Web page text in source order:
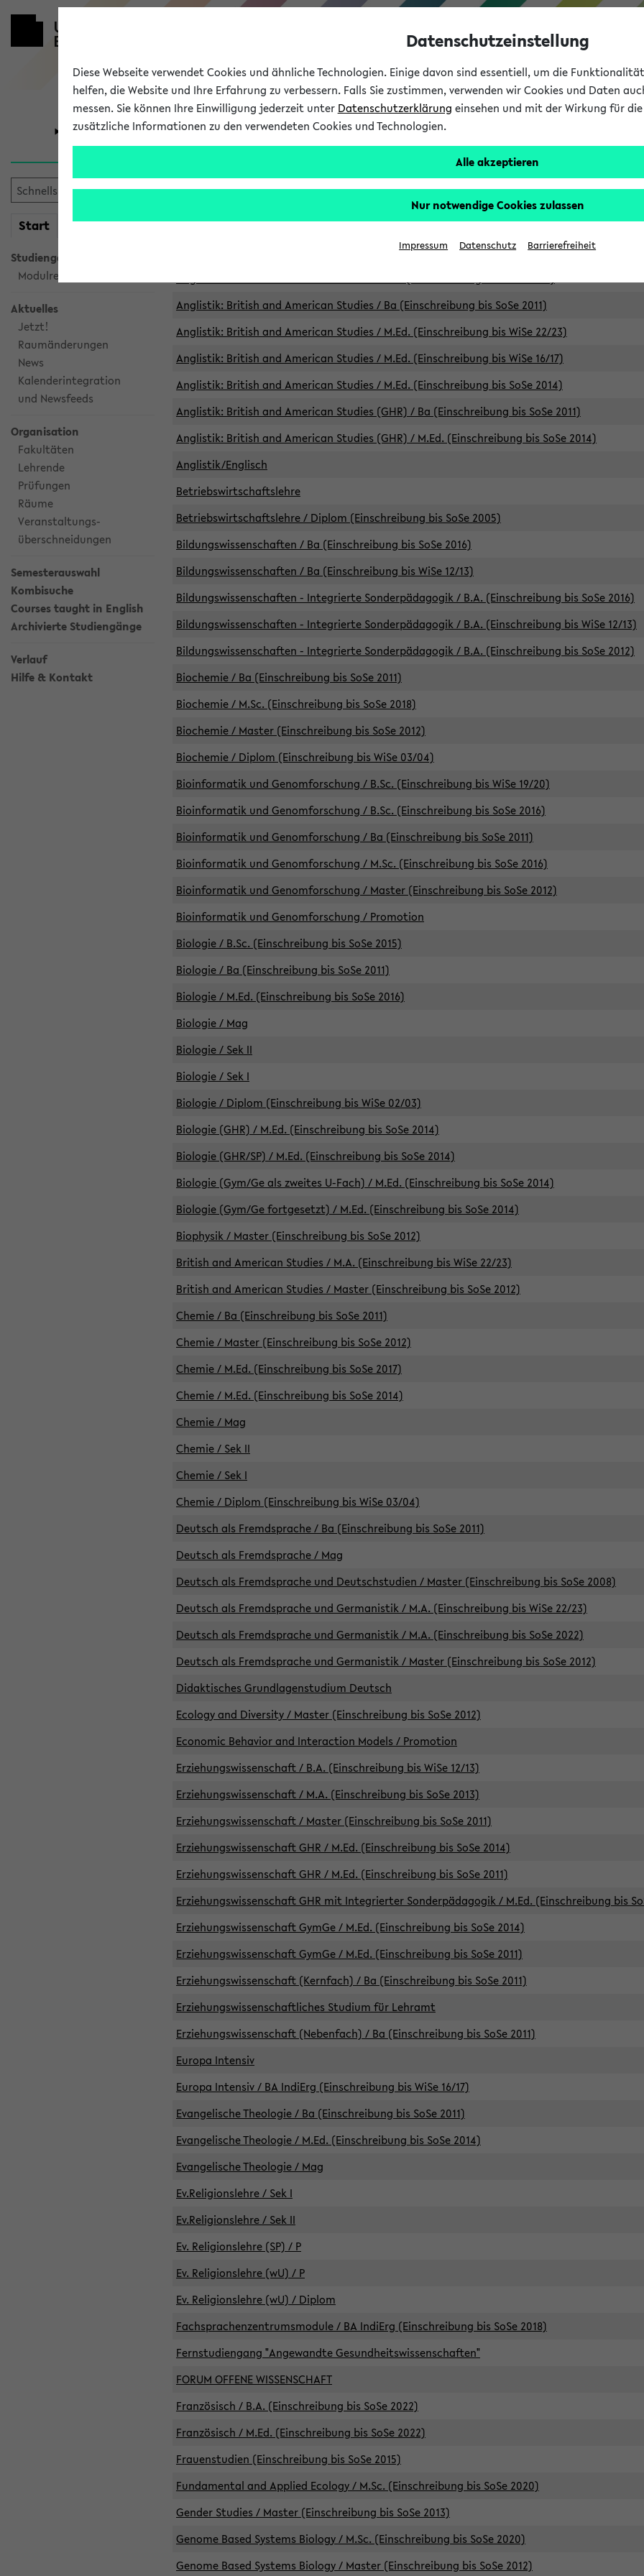
Universität Forschung Studium
Start meineKVV
Studiengangsauswahl
Modulrecherche
Aktuelles
Jetzt!
Raumänderungen
News
Kalenderintegration
und Newsfeeds
Organisation
Fakultäten
Lehrende
Prüfungen
Räume
Veranstaltungs-
überschneidungen
Semesterauswahl
Kombisuche
Courses taught in English
Archivierte Studiengänge
Verlauf
Hilfe & Kontakt
Archivierte Studiengänge
Anglistik: British and American Studies / B.A. (Einschreibung bis WiSe 16/17)
Anglistik: British and American Studies / B.A. (Einschreibung bis SoSe 2015)
Anglistik: British and American Studies / Ba (Einschreibung bis SoSe 2011)
Anglistik: British and American Studies / M.Ed. (Einschreibung bis WiSe 22/23)
Anglistik: British and American Studies / M.Ed. (Einschreibung bis WiSe 16/17)
Anglistik: British and American Studies / M.Ed. (Einschreibung bis SoSe 2014)
Anglistik: British and American Studies (GHR) / Ba (Einschreibung bis SoSe 2011)
Anglistik: British and American Studies (GHR) / M.Ed. (Einschreibung bis SoSe 2014)
Anglistik/Englisch
Betriebswirtschaftslehre
Betriebswirtschaftslehre / Diplom (Einschreibung bis SoSe 2005)
Bildungswissenschaften / Ba (Einschreibung bis SoSe 2016)
Bildungswissenschaften / Ba (Einschreibung bis WiSe 12/13)
Bildungswissenschaften - Integrierte Sonderpädagogik / B.A. (Einschreibung bis SoSe 2016)
Bildungswissenschaften - Integrierte Sonderpädagogik / B.A. (Einschreibung bis WiSe 12/13)
Bildungswissenschaften - Integrierte Sonderpädagogik / B.A. (Einschreibung bis SoSe 2012)
Biochemie / Ba (Einschreibung bis SoSe 2011)
Biochemie / M.Sc. (Einschreibung bis SoSe 2018)
Biochemie / Master (Einschreibung bis SoSe 2012)
Biochemie / Diplom (Einschreibung bis WiSe 03/04)
Bioinformatik und Genomforschung / B.Sc. (Einschreibung bis WiSe 19/20)
Bioinformatik und Genomforschung / B.Sc. (Einschreibung bis SoSe 2016)
Bioinformatik und Genomforschung / Ba (Einschreibung bis SoSe 2011)
Bioinformatik und Genomforschung / M.Sc. (Einschreibung bis SoSe 2016)
Bioinformatik und Genomforschung / Master (Einschreibung bis SoSe 2012)
Bioinformatik und Genomforschung / Promotion
Biologie / B.Sc. (Einschreibung bis SoSe 2015)
Biologie / Ba (Einschreibung bis SoSe 2011)
Biologie / M.Ed. (Einschreibung bis SoSe 2016)
Biologie / Mag
Biologie / Sek II
Biologie / Sek I
Biologie / Diplom (Einschreibung bis WiSe 02/03)
Biologie (GHR) / M.Ed. (Einschreibung bis SoSe 2014)
Biologie (GHR/SP) / M.Ed. (Einschreibung bis SoSe 2014)
Biologie (Gym/Ge als zweites U-Fach) / M.Ed. (Einschreibung bis SoSe 2014)
Biologie (Gym/Ge fortgesetzt) / M.Ed. (Einschreibung bis SoSe 2014)
Biophysik / Master (Einschreibung bis SoSe 2012)
British and American Studies / M.A. (Einschreibung bis WiSe 22/23)
British and American Studies / Master (Einschreibung bis SoSe 2012)
Chemie / Ba (Einschreibung bis SoSe 2011)
Chemie / Master (Einschreibung bis SoSe 2012)
Chemie / M.Ed. (Einschreibung bis SoSe 2017)
Chemie / M.Ed. (Einschreibung bis SoSe 2014)
Chemie / Mag
Chemie / Sek II
Chemie / Sek I
Chemie / Diplom (Einschreibung bis WiSe 03/04)
Deutsch als Fremdsprache / Ba (Einschreibung bis SoSe 2011)
Deutsch als Fremdsprache / Mag
Deutsch als Fremdsprache und Deutschstudien / Master (Einschreibung bis SoSe 2008)
Deutsch als Fremdsprache und Germanistik / M.A. (Einschreibung bis WiSe 22/23)
Deutsch als Fremdsprache und Germanistik / M.A. (Einschreibung bis SoSe 2022)
Deutsch als Fremdsprache und Germanistik / Master (Einschreibung bis SoSe 2012)
Didaktisches Grundlagenstudium Deutsch
Ecology and Diversity / Master (Einschreibung bis SoSe 2012)
Economic Behavior and Interaction Models / Promotion
Erziehungswissenschaft / B.A. (Einschreibung bis WiSe 12/13)
Erziehungswissenschaft / M.A. (Einschreibung bis SoSe 2013)
Erziehungswissenschaft / Master (Einschreibung bis SoSe 2011)
Erziehungswissenschaft GHR / M.Ed. (Einschreibung bis SoSe 2014)
Erziehungswissenschaft GHR / M.Ed. (Einschreibung bis SoSe 2011)
Erziehungswissenschaft GHR mit Integrierter Sonderpädagogik / M.Ed. (Einschreibung bis
Erziehungswissenschaft GymGe / M.Ed. (Einschreibung bis SoSe 2014)
Erziehungswissenschaft GymGe / M.Ed. (Einschreibung bis SoSe 2011)
Erziehungswissenschaft (Kernfach) / Ba (Einschreibung bis SoSe 2011)
Erziehungswissenschaftliches Studium für Lehramt
Erziehungswissenschaft (Nebenfach) / Ba (Einschreibung bis SoSe 2011)
Europa Intensiv
Europa Intensiv / BA IndiErg (Einschreibung bis WiSe 16/17)
Evangelische Theologie / Ba (Einschreibung bis SoSe 2011)
Evangelische Theologie / M.Ed. (Einschreibung bis SoSe 2014)
Evangelische Theologie / Mag
Ev.Religionslehre / Sek I
Ev.Religionslehre / Sek II
Ev. Religionslehre (SP) / P
Ev. Religionslehre (wU) / P
Ev. Religionslehre (wU) / Diplom
Fachsprachenzentrumsmodule / BA IndiErg (Einschreibung bis SoSe 2018)
Fernstudiengang "Angewandte Gesundheitswissenschaften"
FORUM OFFENE WISSENSCHAFT
Französisch / B.A. (Einschreibung bis SoSe 2022)
Französisch / M.Ed. (Einschreibung bis SoSe 2022)
Frauenstudien (Einschreibung bis SoSe 2015)
Fundamental and Applied Ecology / M.Sc. (Einschreibung bis SoSe 2020)
Gender Studies / Master (Einschreibung bis SoSe 2013)
Genome Based Systems Biology / M.Sc. (Einschreibung bis SoSe 2020)
Genome Based Systems Biology / Master (Einschreibung bis SoSe 2012)
Datenschutzeinstellung
Diese Webseite verwendet Cookies und ähnliche Technologien. Einige davon sind essentiell, um die
helfen, die Website und Ihre Erfahrung zu verbessern. Falls Sie zustimmen, verwenden wir Cookies und Daten
messen. Sie können Ihre Einwilligung jederzeit unter Datenschutzerklärung einsehen und mit der Wirkung für
zusätzliche Informationen zu den verwendeten Cookies und Technologien.
Alle akzeptieren
Nur notwendige Cookies zulassen
Impressum Datenschutz Barrierefreiheit